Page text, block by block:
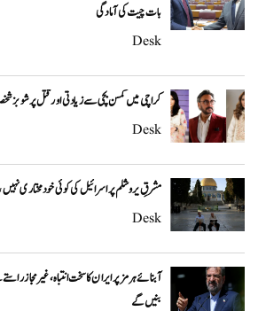
بات چیت کی آمادگی
Desk
کراچی میں کمسن بچی سے زیادتی اور قتل پر شوبز
Desk
مشرقِ یروشلم پر اسرائیل کی کوئی خودمختاری
Desk
آبنائے ہرمز پر ایران کا سخت انتباہ، غیر مجاز
بنیں گے